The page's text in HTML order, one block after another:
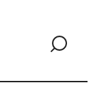
Siirry